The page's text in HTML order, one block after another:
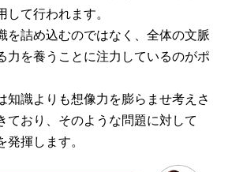
して行われます。
を詰め込むのではなく、全体の文脈
力を養うことに注力しているのがポ
知識よりも想像力を膨らませ考えさ
ており、そのような問題に対して
発揮します。